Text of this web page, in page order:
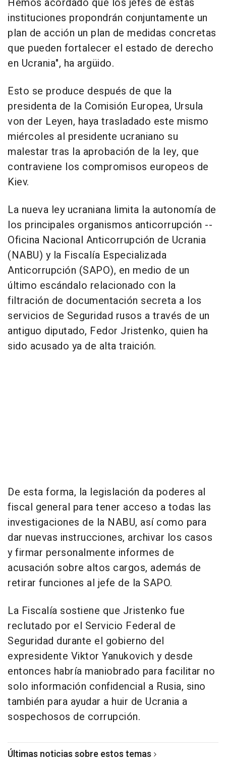
Hemos acordado que los jefes de estas
instituciones propondrán conjuntamente un
plan de acción un plan de medidas concretas
que pueden fortalecer el estado de derecho
en Ucrania", ha argüido.
Esto se produce después de que la
presidenta de la Comisión Europea, Ursula
von der Leyen, haya trasladado este mismo
miércoles al presidente ucraniano su
malestar tras la aprobación de la ley, que
contraviene los compromisos europeos de
Kiev.
La nueva ley ucraniana limita la autonomía de
los principales organismos anticorrupción --
Oficina Nacional Anticorrupción de Ucrania
(NABU) y la Fiscalía Especializada
Anticorrupción (SAPO), en medio de un
último escándalo relacionado con la
filtración de documentación secreta a los
servicios de Seguridad rusos a través de un
antiguo diputado, Fedor Jristenko, quien ha
sido acusado ya de alta traición.
De esta forma, la legislación da poderes al
fiscal general para tener acceso a todas las
investigaciones de la NABU, así como para
dar nuevas instrucciones, archivar los casos
y firmar personalmente informes de
acusación sobre altos cargos, además de
retirar funciones al jefe de la SAPO.
La Fiscalía sostiene que Jristenko fue
reclutado por el Servicio Federal de
Seguridad durante el gobierno del
expresidente Viktor Yanukovich y desde
entonces habría maniobrado para facilitar no
solo información confidencial a Rusia, sino
también para ayudar a huir de Ucrania a
sospechosos de corrupción.
Últimas noticias sobre estos temas